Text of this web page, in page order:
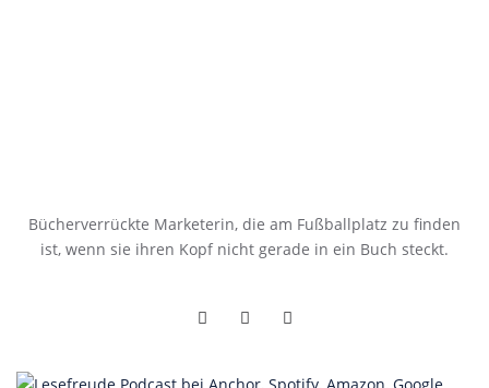
Bücherverrückte Marketerin, die am Fußballplatz zu finden
ist, wenn sie ihren Kopf nicht gerade in ein Buch steckt.